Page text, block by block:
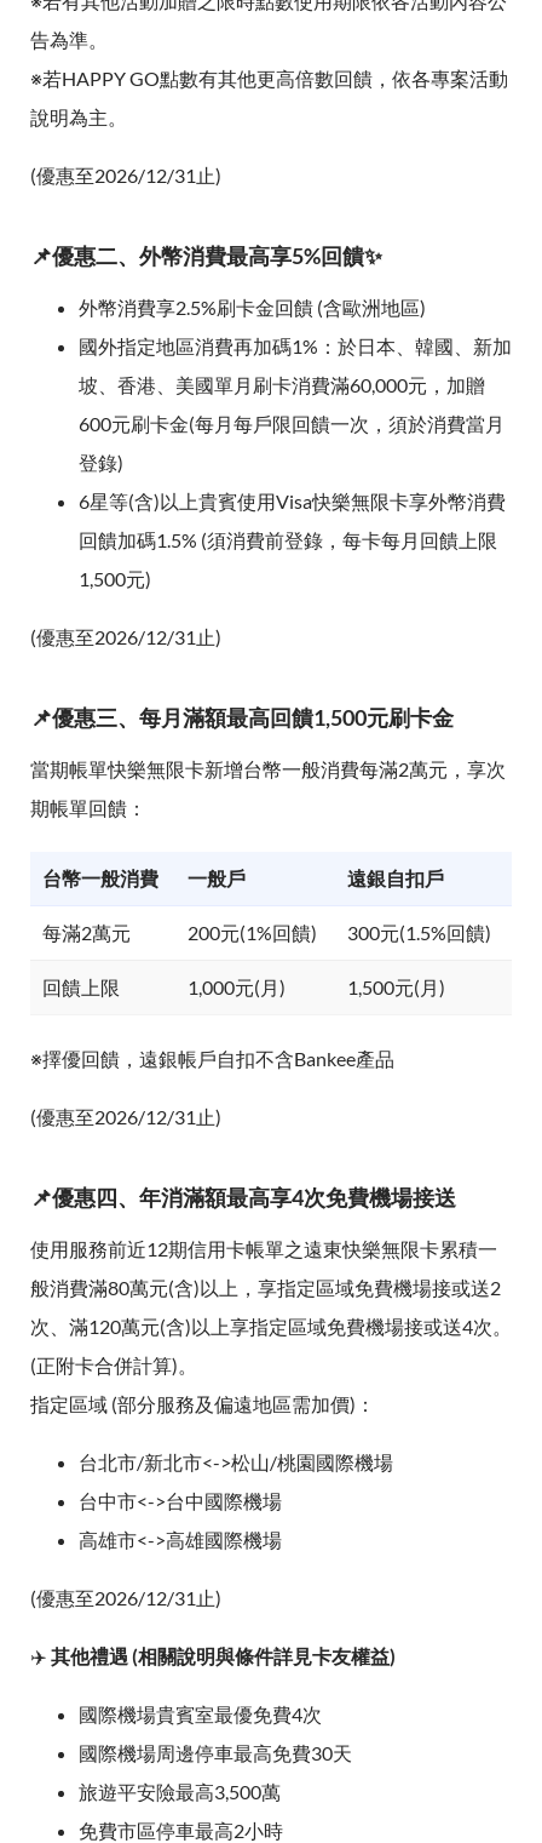
告為準。
※若HAPPY GO點數有其他更高倍數回饋，依各專案活動
說明為主。
(優惠至2026/12/31止)
📌優惠二、外幣消費最高享5%回饋✨
外幣消費享2.5%刷卡金回饋 (含歐洲地區)
國外指定地區消費再加碼1%：於日本、韓國、新加
坡、香港、美國單月刷卡消費滿60,000元，加贈
600元刷卡金(每月每戶限回饋一次，須於消費當月
登錄)
6星等(含)以上貴賓使用Visa快樂無限卡享外幣消費
回饋加碼1.5% (須消費前登錄，每卡每月回饋上限
1,500元)
(優惠至2026/12/31止)
📌優惠三、每月滿額最高回饋1,500元刷卡金
當期帳單快樂無限卡新增台幣一般消費每滿2萬元，享次
期帳單回饋：
台幣一般消費 一般戶 遠銀自扣戶
每滿2萬元 200元(1%回饋) 300元(1.5%回饋)
回饋上限 1,000元(月) 1,500元(月)
※擇優回饋，遠銀帳戶自扣不含Bankee產品
(優惠至2026/12/31止)
📌優惠四、年消滿額最高享4次免費機場接送
使用服務前近12期信用卡帳單之遠東快樂無限卡累積一
般消費滿80萬元(含)以上，享指定區域免費機場接或送2
次、滿120萬元(含)以上享指定區域免費機場接或送4次。
(正附卡合併計算)。
指定區域 (部分服務及偏遠地區需加價)：
台北市/新北市<->松山/桃園國際機場
台中市<->台中國際機場
高雄市<->高雄國際機場
(優惠至2026/12/31止)
✈️ 其他禮遇 (相關說明與條件詳見卡友權益)
國際機場貴賓室最優免費4次
國際機場周邊停車最高免費30天
旅遊平安險最高3,500萬
免費市區停車最高2小時